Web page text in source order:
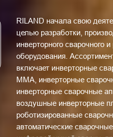
RILAND начала свою
целью разработки,
инверторного сварочного
оборудования.
включает инверторные
MMA, инверторные
инверторные сварочные
воздушные инверторные
роботизированные
автоматические